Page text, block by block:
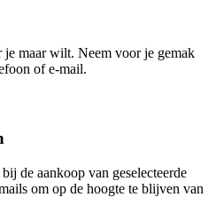
je maar wilt. Neem voor je gemak
of e-mail.
de aankoop van geselecteerde
om op de hoogte te blijven van